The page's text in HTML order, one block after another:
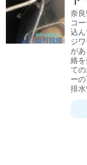
奈
コ
込
ジ
が
絡
て
ー
排水